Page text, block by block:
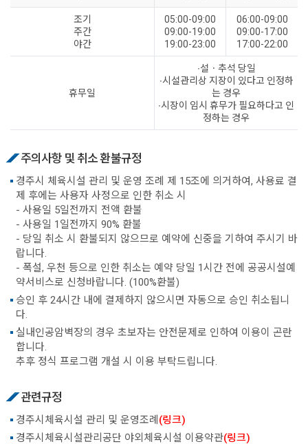
조기
주간
야간
05:00-09:00
09:00-19:00
19:00-23:00
06:00-09:00
09:00-17:00
17:00-22:00
휴무일
∙설ㆍ추석 당일
∙시설관리상 지장이 있다고 인정하
는 경우
∙시장이 임시 휴무가 필요하다고 인
정하는 경우
주의사항 및 취소 환불규정
경주시 체육시설 관리 및 운영 조례 제 15조에 의거하여, 사용료 결
제 후에는 사용자 사정으로 인한 취소 시
- 사용일 5일전까지 전액 환불
- 사용일 1일전까지 90% 환불
- 당일 취소 시 환불되지 않으므로 예약에 신중을 기하여 주시기 바
랍니다.
- 폭설, 우천 등으로 인한 취소는 예약 당일 1시간 전에 공공시설예
약서비스로 신청바랍니다. (100%환불)
승인 후 24시간 내에 결제하지 않으시면 자동으로 승인 취소됩니
다.
실내인공암벽장의 경우 초보자는 안전문제로 인하여 이용이 곤란
합니다.
추후 정식 프로그램 개설 시 이용 부탁드립니다.
관련규정
경주시체육시설 관리 및 운영조례 (링크)
경주시체육시설관리공단 야외체육시설 이용약관(링크)